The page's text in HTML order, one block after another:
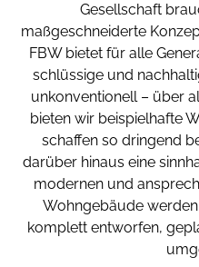
Gesellschaft
maßgeschneiderte
FBW bietet für alle
schlüssige und
unkonventionell – über
bieten wir beispielhafte
schaffen so dringend
darüber hinaus eine
modernen und
Wohngebäude
komplett entworfen,